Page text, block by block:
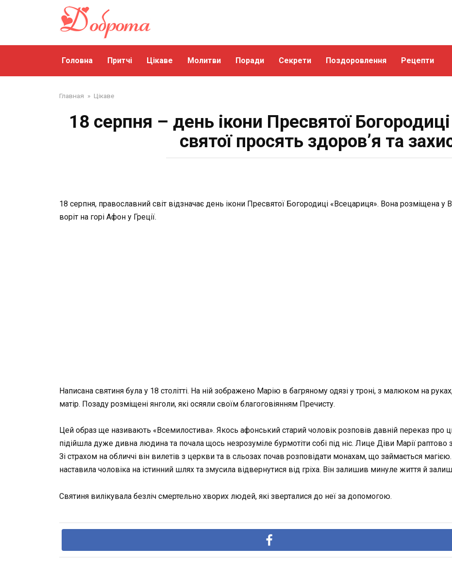
Головна Притчі Цікаве Молитви Поради Секрети Поздоровлення Рецепти
Главная » Цікаве
18 серпня – день ікони Пресвятої
святої просять здоров’я та
18 серпня, православний світ відзначає день ікони Пресвятої Богородиці «Всецариця». Вона розміщена у
воріт на горі Афон у Греції.
Написана святиня була у 18 столітті. На ній зображено Марію в багряному одязі у троні, з малюком на
матір. Позаду розміщені янголи, які осяяли своїм благоговіянням Пречисту.
Цей образ ще називають «Всемилостива». Якось афонський старий чоловік розповів давній переказ про
підійшла дуже дивна людина та почала щось незрозуміле бурмотіти собі під ніс. Лице Діви Марії раптово
Зі страхом на обличчі він вилетів з церкви та в сльозах почав розповідати монахам, що займається
наставила чоловіка на істинний шлях та змусила відвернутися від гріха. Він залишив минуле життя й
Святиня вилікувала безліч смертельно хворих людей, які зверталися до неї за допомогою.